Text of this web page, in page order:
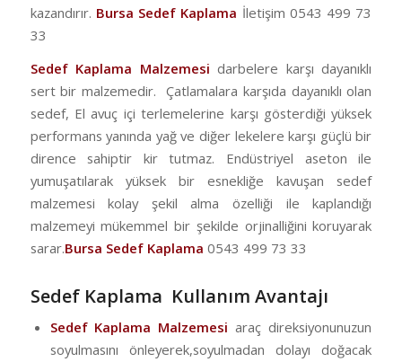
kazandırır. Bursa Sedef Kaplama İletişim 0543 499 73
33
Sedef Kaplama Malzemesi darbelere karşı dayanıklı
sert bir malzemedir. Çatlamalara karşıda dayanıklı olan
sedef, El avuç içi terlemelerine karşı gösterdiği yüksek
performans yanında yağ ve diğer lekelere karşı güçlü bir
dirence sahiptir kir tutmaz. Endüstriyel aseton ile
yumuşatılarak yüksek bir esnekliğe kavuşan sedef
malzemesi kolay şekil alma özelliği ile kaplandığı
malzemeyi mükemmel bir şekilde orjinalliğini koruyarak
sarar.Bursa Sedef Kaplama 0543 499 73 33
Sedef Kaplama Kullanım Avantajı
Sedef Kaplama Malzemesi araç direksiyonunuzun
soyulmasını önleyerek,soyulmadan dolayı doğacak